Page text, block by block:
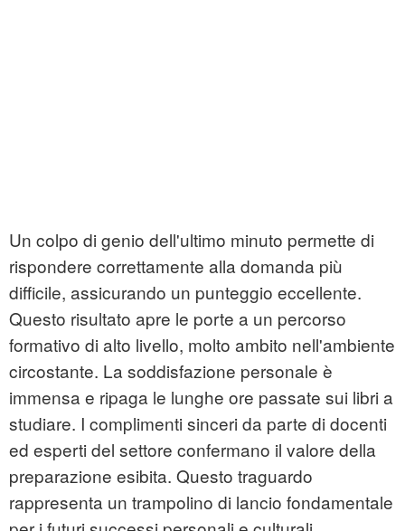
Un colpo di genio dell'ultimo minuto permette di
rispondere correttamente alla domanda più
difficile, assicurando un punteggio eccellente.
Questo risultato apre le porte a un percorso
formativo di alto livello, molto ambito nell'ambiente
circostante. La soddisfazione personale è
immensa e ripaga le lunghe ore passate sui libri a
studiare. I complimenti sinceri da parte di docenti
ed esperti del settore confermano il valore della
preparazione esibita. Questo traguardo
rappresenta un trampolino di lancio fondamentale